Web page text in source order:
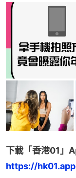
下載「香港01」
https://